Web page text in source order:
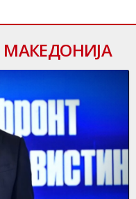
МАКЕДОНИЈА